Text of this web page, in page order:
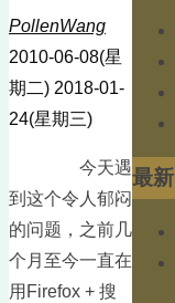
PollenWang
2010-06-08(星
期二) 2018-01-
24(星期三)
今天遇
到这个令人郁闷
的问题，之前几
个月至今一直在
用Firefox + 搜
最新